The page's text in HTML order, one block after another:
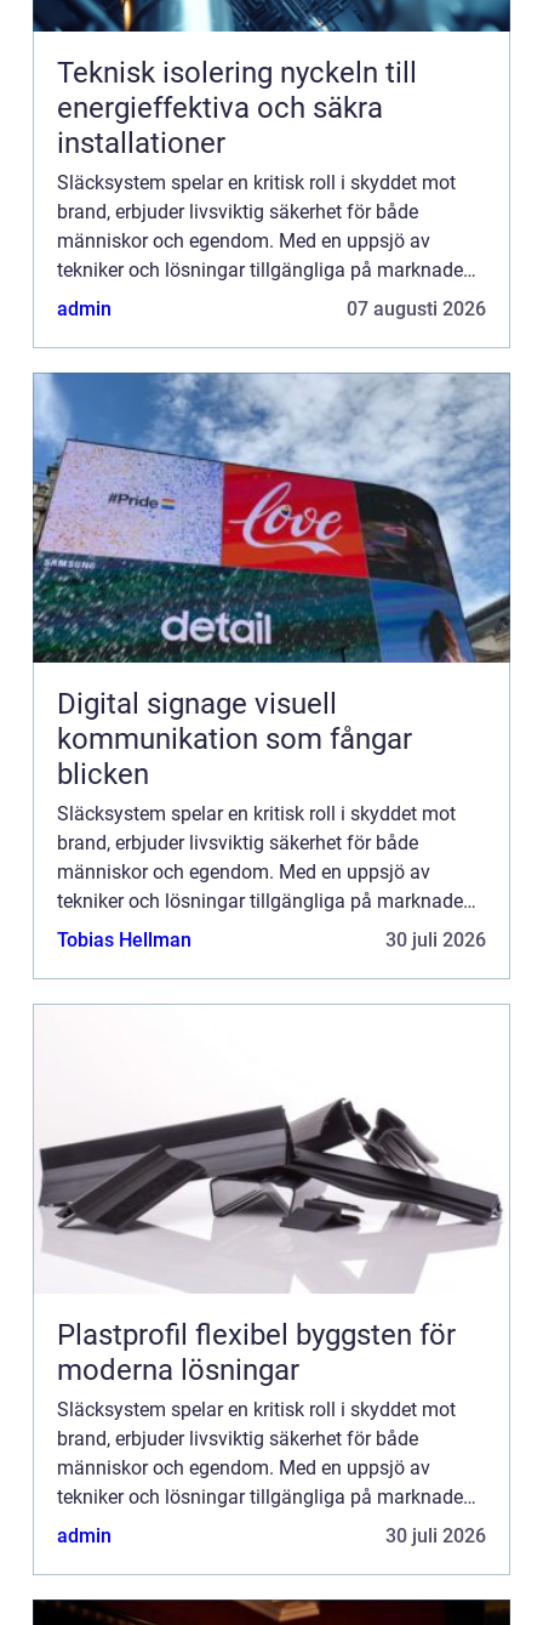
Teknisk isolering nyckeln till
energieffektiva och säkra
installationer
Släcksystem spelar en kritisk roll i skyddet mot
brand, erbjuder livsviktig säkerhet för både
människor och egendom. Med en uppsjö av
tekniker och lösningar tillgängliga på marknaden
är det viktigt ...
admin 07 augusti 2026
Digital signage visuell
kommunikation som fångar
blicken
Släcksystem spelar en kritisk roll i skyddet mot
brand, erbjuder livsviktig säkerhet för både
människor och egendom. Med en uppsjö av
tekniker och lösningar tillgängliga på marknaden
är det viktigt ...
Tobias Hellman 30 juli 2026
Plastprofil flexibel byggsten för
moderna lösningar
Släcksystem spelar en kritisk roll i skyddet mot
brand, erbjuder livsviktig säkerhet för både
människor och egendom. Med en uppsjö av
tekniker och lösningar tillgängliga på marknaden
är det viktigt ...
admin 30 juli 2026